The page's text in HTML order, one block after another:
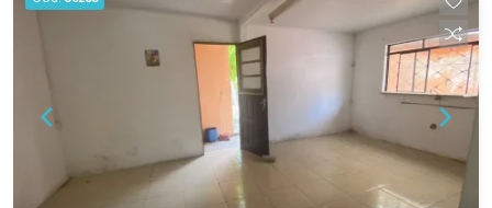
funcionalidade. 02 banheiros, bem distribuídos e
com acabamentos de qualidade. Pátio, ideal para
lazer, jardinagem ou até mesmo para quem tem
pets. Esse espaço é um grande diferencial na
região. Embora a casa não tenha garagem, há
possibilidade de alugar uma vaga nas
proximidades ou até adaptar para construir uma
garagem. Não perca a chance de morar no